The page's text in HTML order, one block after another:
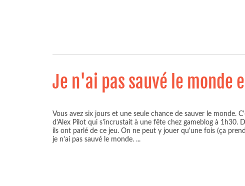
Je n'ai pas sauvé le monde
Vous avez six jours et une seule chance de sauver le monde.
d'Alex Pilot qui s'incrustait à une fête chez gameblog à 1h30.
ils ont parlé de ce jeu. On ne peut y jouer qu'une fois (ça
je n'ai pas sauvé le monde. ...